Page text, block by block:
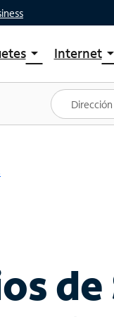
arrow_drop_down
paquetes
Spectrum One
ofertas
Internetarrow_drop_down
Planes